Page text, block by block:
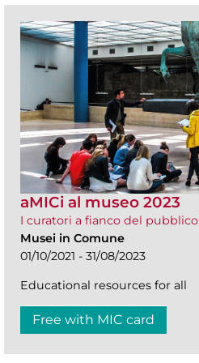
aMICi al museo 2023
I curatori a fianco del pubblico
Musei in Comune
01/10/2021 - 31/08/2023
Educational resources for all
Free with MIC card